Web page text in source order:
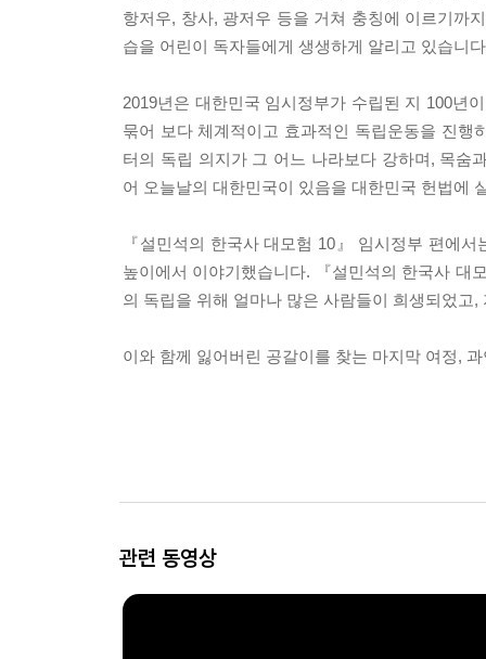
항저우, 창사, 광저우 등을 거쳐 충칭에 이르기까
습을 어린이 독자들에게 생생하게 알리고 있습니
2019년은 대한민국 임시정부가 수립된 지 100년
묶어 보다 체계적이고 효과적인 독립운동을 진행
터의 독립 의지가 그 어느 나라보다 강하며, 목숨
어 오늘날의 대한민국이 있음을 대한민국 헌법에
『설민석의 한국사 대모험 10』 임시정부 편에
높이에서 이야기했습니다. 『설민석의 한국사 대
의 독립을 위해 얼마나 많은 사람들이 희생되었고
이와 함께 잃어버린 공갈이를 찾는 마지막 여정,
관련 동영상